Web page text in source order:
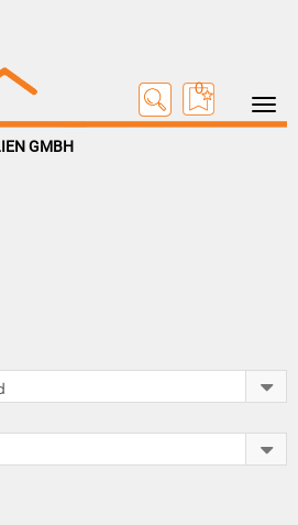
Toggle
0
GMBH